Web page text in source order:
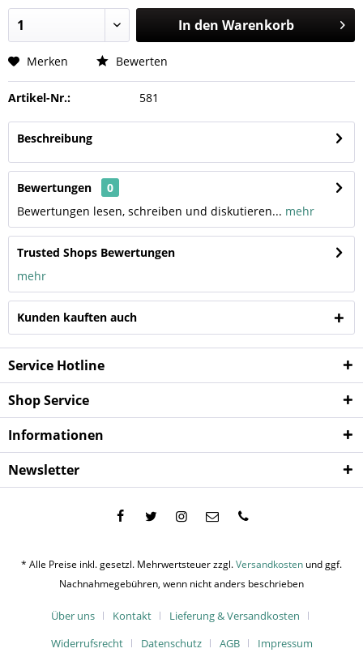
In den Warenkorb
Merken Bewerten
Artikel-Nr.: 581
Beschreibung
Bewertungen
0
Bewertungen lesen, schreiben und diskutieren... mehr
Trusted Shops Bewertungen
mehr
Kunden kauften auch
Service Hotline
Shop Service
Informationen
Newsletter
* Alle Preise inkl. gesetzl. Mehrwertsteuer zzgl.Versandkosten und ggf.
Nachnahmegebühren, wenn nicht anders beschrieben
Über uns Kontakt
Lieferung & Versandkosten
Widerrufsrecht
Datenschutz AGB Impressum